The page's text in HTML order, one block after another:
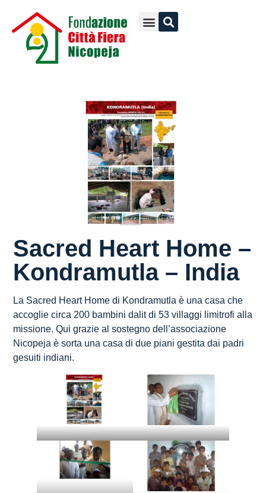
Sacred Heart Home –
Kondramutla – India
La Sacred Heart Home di Kondramutla è una casa che
accoglie circa 200 bambini dalit di 53 villaggi limitrofi alla
missione. Qui grazie al sostegno dell’associazione
Nicopeja è sorta una casa di due piani gestita dai padri
gesuiti indiani.